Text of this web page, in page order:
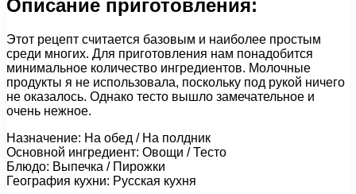
Описание приготовления:
Этот рецепт считается базовым и наиболее простым
среди многих. Для приготовления нам понадобится
минимальное количество ингредиентов. Молочные
продукты я не использовала, поскольку под рукой ничего
не оказалось. Однако тесто вышло замечательное и
очень нежное.
Назначение: На обед / На полдник
Основной ингредиент: Овощи / Тесто
Блюдо: Выпечка / Пирожки
География кухни: Русская кухня